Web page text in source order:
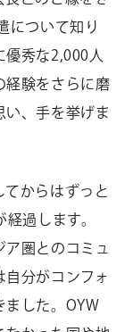
について知り
優秀な2,000人
経験をさらに磨
い、手を挙げま
からはずっと
過します。
圏とのコミュ
自分がコンフォ
ました。OYW